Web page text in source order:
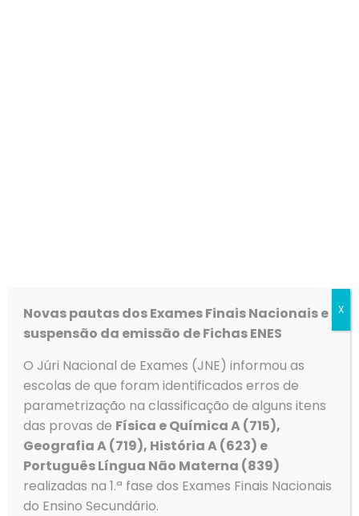
Novas pautas dos Exames Finais Nacionais e
suspensão da emissão de Fichas ENES
O Júri Nacional de Exames (JNE) informou as
escolas de que foram identificados erros de
parametrização na classificação de alguns itens
das provas de Física e Química A (715),
Geografia A (719), História A (623) e
Português Língua Não Materna (839)
realizadas na 1.ª fase dos Exames Finais Nacionais
do Ensino Secundário.
X